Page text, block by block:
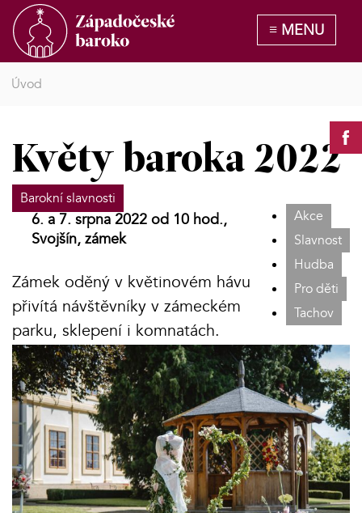
Úvod
Květy baroka 2022
Barokní slavnosti
Akce
Slavnost
Hudba
Pro děti
Tachov
6. a 7. srpna 2022 od 10 hod.,
Svojšín, zámek
Zámek oděný v květinovém hávu
přivítá návštěvníky v zámeckém
parku, sklepení i komnatách.